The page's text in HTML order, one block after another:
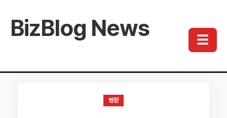
BizBlog News ☰
병원